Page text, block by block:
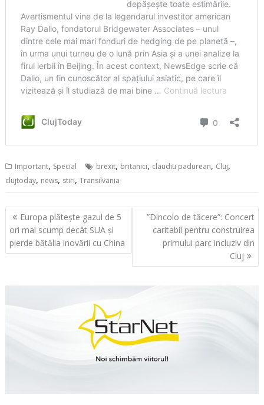
Important, Special brexit, britanici, claudiu padurean, Cluj,
clujtoday, news, stiri,Transilvania
Navigare
în
articole
Europa plătește gazul de 5
ori mai scump decât SUA și
pierde bătălia inovării cu China
”Dincolo de tăcere”: Concert
caritabil pentru construirea
primului parc incluziv din
Cluj